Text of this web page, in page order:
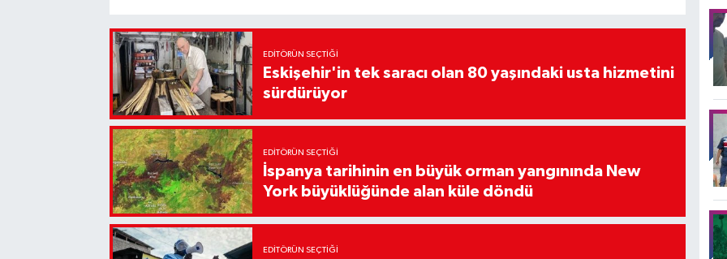
EDITÖRÜN SEÇTIĞI
Eskişehir'in tek saracı olan 80 yaşındaki usta hizmetini
sürdürüyor
EDITÖRÜN SEÇTIĞI
İspanya tarihinin en büyük orman yangınında New
York büyüklüğünde alan küle döndü
EDITÖRÜN SEÇTIĞI